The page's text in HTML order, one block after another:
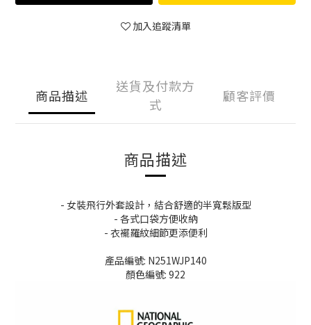
加入追蹤清單
商品描述
送貨及付款方
式
顧客評價
商品描述
- 女裝飛行外套設計，結合舒適的半寬鬆版型
- 各式口袋方便收納
- 衣襬羅紋細節更添便利
產品編號: N251WJP140
顏色編號: 922